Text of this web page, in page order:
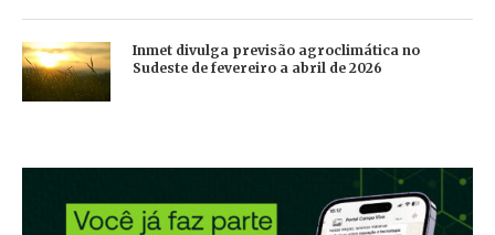
Inmet divulga previsão agroclimática no
Sudeste de fevereiro a abril de 2026